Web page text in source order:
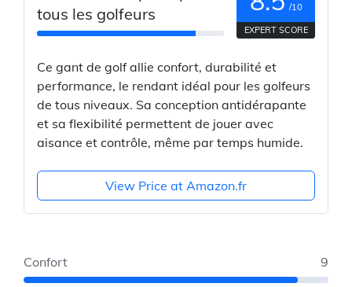
tous les golfeurs
/10
EXPERT SCORE
Ce gant de golf allie confort, durabilité et
performance, le rendant idéal pour les golfeurs
de tous niveaux. Sa conception antidérapante
et sa flexibilité permettent de jouer avec
aisance et contrôle, même par temps humide.
View Price at Amazon.fr
Confort 9